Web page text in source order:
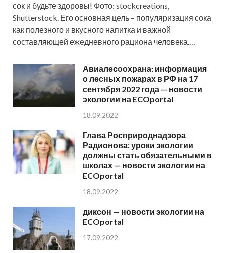
сок и будьте здоровы! Фото: stockcreations,
Shutterstock. Его основная цель – популяризация сока
как полезного и вкусного напитка и важной
составляющей ежедневного рациона человека.…
Авиалесоохрана: информация
о лесных пожарах в РФ на 17
сентября 2022 года — новости
экологии на ECOportal
18.09.2022
Глава Росприроднадзора
Радионова: уроки экологии
должны стать обязательными в
школах — новости экологии на
ECOportal
18.09.2022
диксон — новости экологии на
ECOportal
17.09.2022